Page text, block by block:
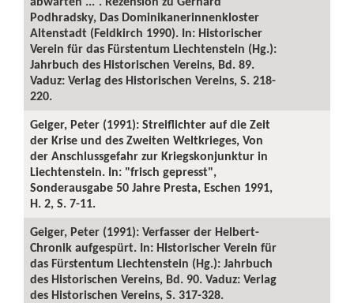
Podhradsky, Das Dominikanerinnenkloster
Altenstadt (Feldkirch 1990). In: Historischer
Verein für das Fürstentum Liechtenstein (Hg.):
Jahrbuch des Historischen Vereins, Bd. 89.
Vaduz: Verlag des Historischen Vereins, S. 218-
220.
Geiger, Peter (1991): Streiflichter auf die Zeit
der Krise und des Zweiten Weltkrieges, Von
der Anschlussgefahr zur Kriegskonjunktur in
Liechtenstein. In: "frisch gepresst",
Sonderausgabe 50 Jahre Presta, Eschen 1991,
H. 2, S. 7-11.
Geiger, Peter (1991): Verfasser der Helbert-
Chronik aufgespürt. In: Historischer Verein für
das Fürstentum Liechtenstein (Hg.): Jahrbuch
des Historischen Vereins, Bd. 90. Vaduz: Verlag
des Historischen Vereins, S. 317-328.